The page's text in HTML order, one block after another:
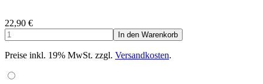
22,90 €
Preise inkl. 19% MwSt. zzgl. Versandkosten.